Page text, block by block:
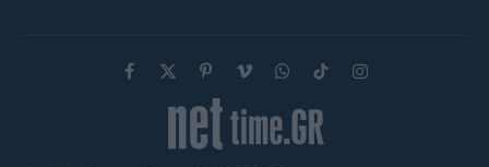
Facebook
X
(Twitter)
PinterestVimeoWhatsApp
TikTokInstagram